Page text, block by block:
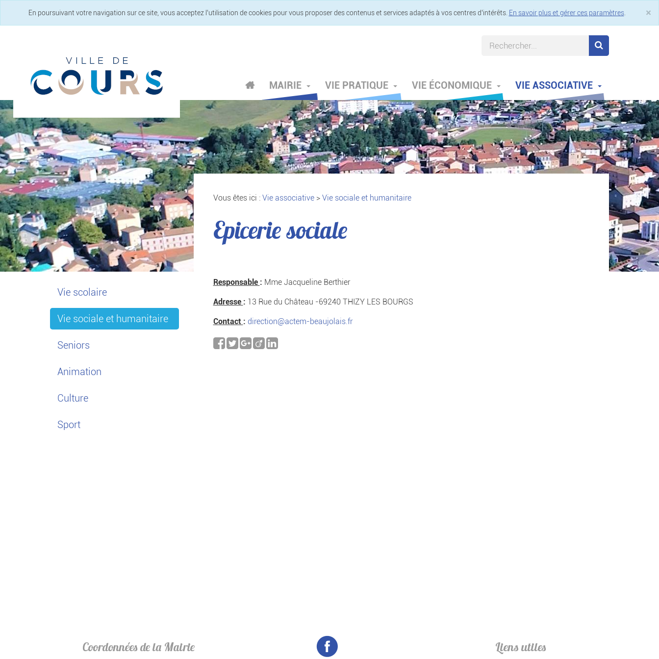
×
En poursuivant votre navigation sur ce site, vous acceptez l’utilisation de cookies pour vous proposer des contenus et services adaptés à vos centres d’intérêts. En savoir plus et gérer ces paramètres.
MAIRIE VIE PRATIQUE VIE ÉCONOMIQUE VIE ASSOCIATIVE
Vous êtes ici : Vie associative > Vie sociale et humanitaire
Epicerie sociale
Responsable : Mme Jacqueline Berthier
Adresse : 13 Rue du Château -69240 THIZY LES BOURGS
Contact : direction@actem-beaujolais.fr
Vie scolaire
Vie sociale et humanitaire
Seniors
Animation
Culture
Sport
Coordonnées de la Mairie Liens utiles